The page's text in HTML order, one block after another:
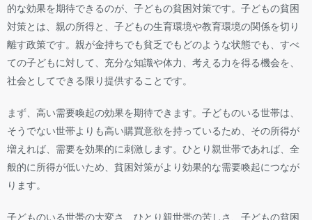
的な効果を期待できるのが、子どもの貧困対策です。子どもの貧困
対策とは、親の所得と、子どもの生育環境や教育環境の関係を切り
離す政策です。親が金持ちでも貧乏でもどのような状態でも、すべ
ての子どもに対して、充分な知識や体力、考える力を得る機会を、
社会としてできる限り提供することです。
まず、高い需要喚起の効果を期待できます。子どものいる世帯は、
そうでない世帯よりも高い購買意欲を持っているため、その所得が
増えれば、需要を効果的に刺激します。ひとり親世帯であれば、全
般的に所得が低いため、貧困対策がより効果的な需要喚起につなが
ります。
子どものいる世帯の大変さ、ひとり親世帯の苦しさ、子どもの貧困